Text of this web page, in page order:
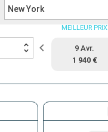
New York
MEILLEUR PRIX
9 Avr.
1 940 €